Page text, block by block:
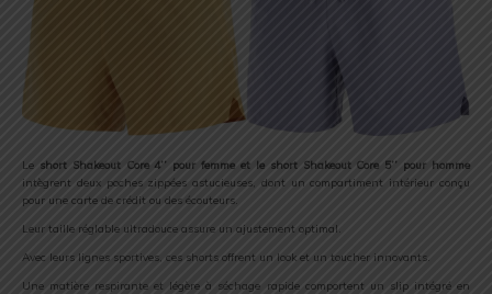
Le short Shakeout Core 4’’ pour femme et le short Shakeout Core 5’’ pour homme
intègrent deux poches zippées astucieuses, dont un compartiment intérieur conçu
pour une carte de crédit ou des écouteurs.
Leur taille réglable ultradouce assure un ajustement optimal.
Avec leurs lignes sportives, ces shorts offrent un look et un toucher innovants.
Une matière respirante et légère à séchage rapide comportent un slip intégré en